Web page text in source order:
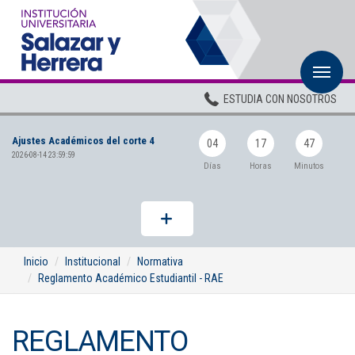
ESTUDIA CON NOSOTROS
Ajustes Académicos del corte 4
2026-08-14 23:59:59
04
Días
17
Horas
47
Minutos
Inicio Institucional
Normativa
Reglamento Académico Estudiantil - RAE
REGLAMENTO
Pregrados
Planta Docente
ADMISIONES
BIENESTAR
BIBLIOTECA